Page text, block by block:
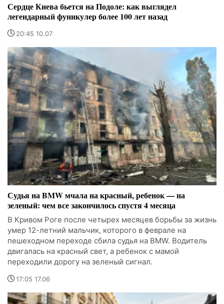
Сердце Киева бьется на Подоле: как выглядел
легендарный фуникулер более 100 лет назад
20:45 10.07
Судья на BMW мчала на красный, ребенок — на
зеленый: чем все закончилось спустя 4 месяца
В Кривом Роге после четырех месяцев борьбы за жизнь
умер 12-летний мальчик, которого в феврале на
пешеходном переходе сбила судья на BMW. Водитель
двигалась на красный свет, а ребенок с мамой
переходили дорогу на зеленый сигнал.
17:05 17.06